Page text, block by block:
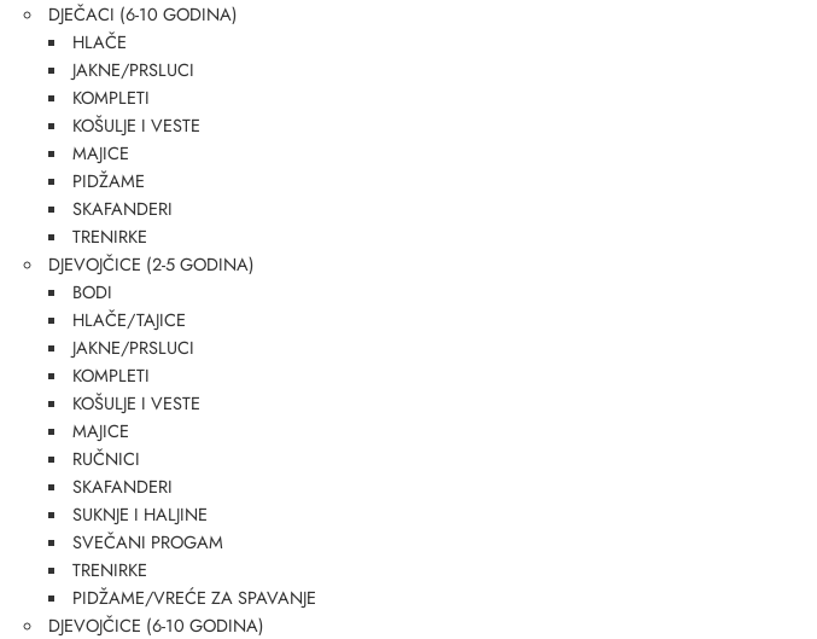
DJEČACI (6-10 GODINA)
HLAČE
JAKNE/PRSLUCI
KOMPLETI
KOŠULJE I VESTE
MAJICE
PIDŽAME
SKAFANDERI
TRENIRKE
DJEVOJČICE (2-5 GODINA)
BODI
HLAČE/TAJICE
JAKNE/PRSLUCI
KOMPLETI
KOŠULJE I VESTE
MAJICE
RUČNICI
SKAFANDERI
SUKNJE I HALJINE
SVEČANI PROGAM
TRENIRKE
PIDŽAME/VREĆE ZA SPAVANJE
DJEVOJČICE (6-10 GODINA)